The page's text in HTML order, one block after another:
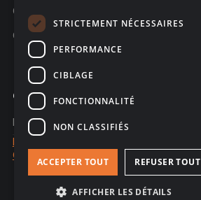
C-Risk dans la presse
C-Trust
Contacter
Nous contacter
© 2026 - site web créé par Sales Odyssey
Mentions Légales
Confidentialité des données
STRICTEMENT NÉCESSAIRES
PERFORMANCE
CIBLAGE
FONCTIONNALITÉ
NON CLASSIFIÉS
ACCEPTER TOUT REFUSER TOUT
AFFICHER LES DÉTAILS